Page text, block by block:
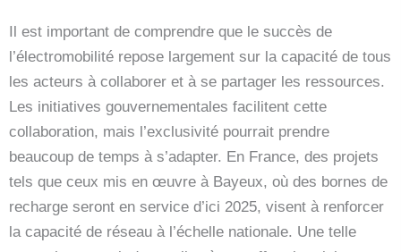
Il est important de comprendre que le succès de
l’électromobilité repose largement sur la capacité de tous
les acteurs à collaborer et à se partager les ressources.
Les initiatives gouvernementales facilitent cette
collaboration, mais l’exclusivité pourrait prendre
beaucoup de temps à s’adapter. En France, des projets
tels que ceux mis en œuvre à Bayeux, où des bornes de
recharge seront en service d’ici 2025, visent à renforcer
la capacité de réseau à l’échelle nationale. Une telle